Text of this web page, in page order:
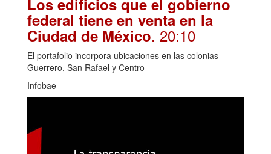
Los edificios que el gobierno
federal tiene en venta en la
Ciudad de México. 20:10
El portafolio incorpora ubicaciones en las colonias
Guerrero, San Rafael y Centro
Infobae